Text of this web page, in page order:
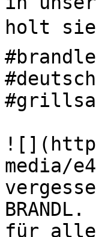
holt sie
media/
für alle